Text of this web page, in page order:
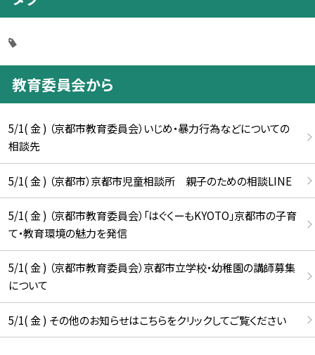
教育委員会から
5/1( 金 ) （京都市教育委員会）いじめ・暴力行為などについての
相談先
5/1( 金 ) （京都市）京都市児童相談所 親子のための相談LINE
5/1( 金 ) （京都市教育委員会）「はぐくーもKYOTO」京都市の子育
て・教育環境の魅力を発信
5/1( 金 ) （京都市教育委員会）京都市立学校・幼稚園の講師募集
について
5/1( 金 ) その他のお知らせはこちらをクリックしてご覧ください